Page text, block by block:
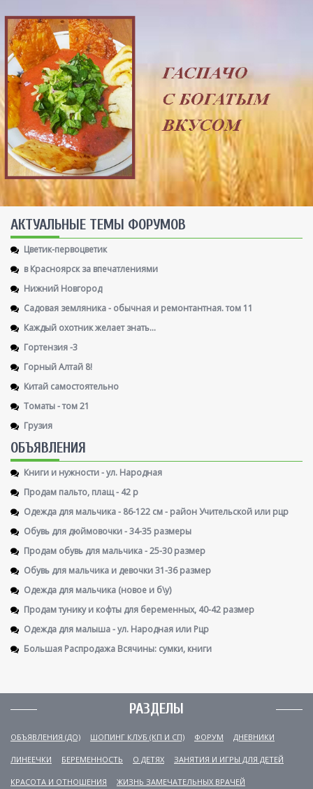
AКТУАЛЬНЫЕ ТЕМЫ ФОРУМОВ
Цветик-первоцветик
в Красноярск за впечатлениями
Нижний Новгород
Садовая земляника - обычная и ремонтантная. том 11
Каждый охотник желает знать...
Гортензия -3
Горный Алтай 8!
Китай самостоятельно
Томаты - том 21
Грузия
ОБЪЯВЛЕНИЯ
Книги и нужности - ул. Народная
Продам пальто, плащ - 42 р
Одежда для мальчика - 86-122 см - район Учительской или рцр
Обувь для дюймовочки - 34-35 размеры
Продам обувь для мальчика - 25-30 размер
Обувь для мальчика и девочки 31-36 размер
Одежда для мальчика (новое и б\у)
Продам тунику и кофты для беременных, 40-42 размер
Одежда для малыша - ул. Народная или Рцр
Большая Распродажа Всячины: сумки, книги
РАЗДЕЛЫ
ОБЪЯВЛЕНИЯ (ДО) ШОПИНГ КЛУБ (КП И СП) ФОРУМ ДНЕВНИКИ
ЛИНЕЕЧКИ БЕРЕМЕННОСТЬ О ДЕТЯХ ЗАНЯТИЯ И ИГРЫ ДЛЯ ДЕТЕЙ
КРАСОТА И ОТНОШЕНИЯ ЖИЗНЬ ЗАМЕЧАТЕЛЬНЫХ ВРАЧЕЙ